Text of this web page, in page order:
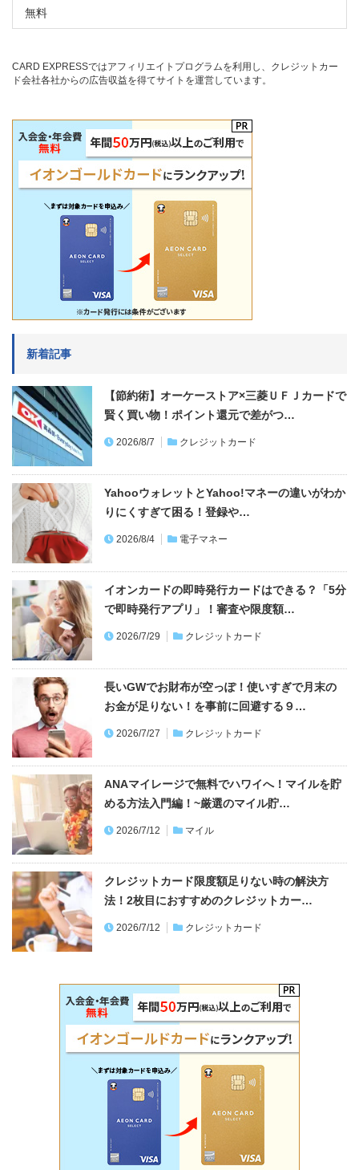
無料
CARD EXPRESSではアフィリエイトプログラムを利用し、クレジットカー
ド会社各社からの広告収益を得てサイトを運営しています。
新着記事
【節約術】オーケーストア×三菱ＵＦＪカードで
賢く買い物！ポイント還元で差がつ…
2026/8/7 クレジットカード
YahooウォレットとYahoo!マネーの違いがわか
りにくすぎて困る！登録や…
2026/8/4 電子マネー
イオンカードの即時発行カードはできる？「5分
で即時発行アプリ」！審査や限度額…
2026/7/29 クレジットカード
長いGWでお財布が空っぽ！使いすぎで月末の
お金が足りない！を事前に回避する９…
2026/7/27 クレジットカード
ANAマイレージで無料でハワイへ！マイルを貯
める方法入門編！~厳選のマイル貯…
2026/7/12 マイル
クレジットカード限度額足りない時の解決方
法！2枚目におすすめのクレジットカー…
2026/7/12 クレジットカード